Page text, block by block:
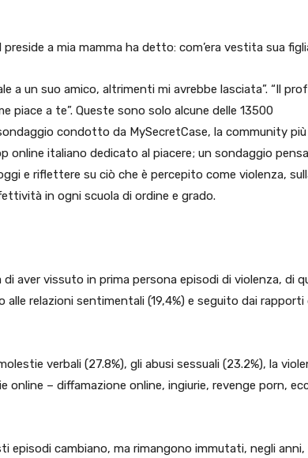
a mia mamma ha detto: com’era vestita sua
a un suo amico, altrimenti mi avrebbe lasciata”. “Il
piace a te”. Queste sono solo alcune delle 13500
condotto da MySecretCase, la community più
online italiano dedicato al piacere; un sondaggio
e riflettere su ciò che è percepito come violenza,
in ogni scuola di ordine e grado.
aver vissuto in prima persona episodi di violenza, di
relazioni sentimentali (19,4%) e seguito dai rapporti
verbali (27.8%), gli abusi sessuali (23.2%), la
online – diffamazione online, ingiurie, revenge porn,
episodi cambiano, ma rimangono immutati, negli anni,